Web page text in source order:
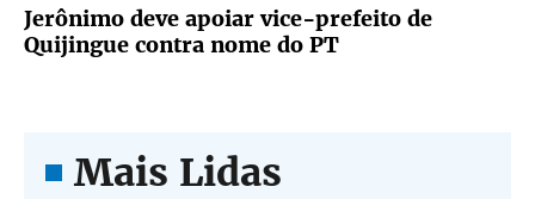
Jerônimo deve apoiar vice-prefeito de
Quijingue contra nome do PT
Mais Lidas